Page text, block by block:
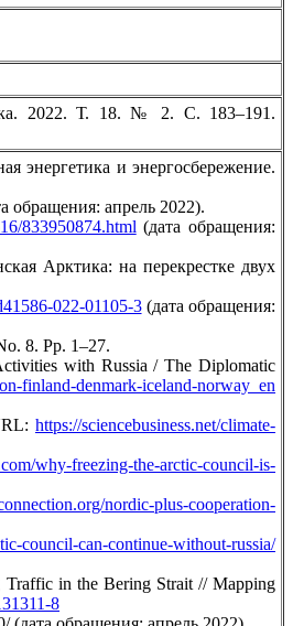
2022. Т. 18. № 2. С. 183–191.
энергетика и энергосбережение.
обращения: апрель 2022).
833950874.html(дата обращения:
Арктика: на перекрестке двух
022-01105-3(дата обращения:
8. Pp. 1–27.
with Russia / The Diplomatic
finland-denmark-iceland-norway_en
https://sciencebusiness.net/climate-
why-freezing-the-arctic-council-is-
nordic-plus-cooperation-
council-can-continue-without-russia/
Traffic in the Bering Strait // Mapping
8